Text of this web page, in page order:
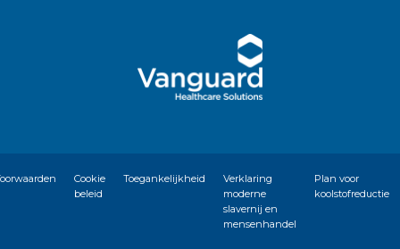
Cookie
beleid
Toegankelijkheid
Verklaring
moderne
slavernij en
mensenhandel
Plan voor
koolstofreductie